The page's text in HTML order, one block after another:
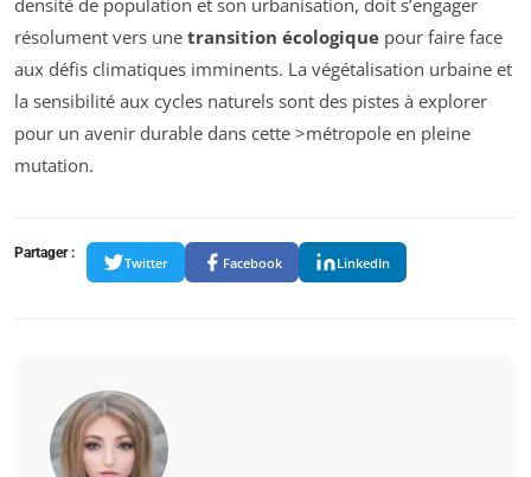
densité de population et son urbanisation, doit s’engager
résolument vers une transition écologique pour faire face
aux défis climatiques imminents. La végétalisation urbaine et
la sensibilité aux cycles naturels sont des pistes à explorer
pour un avenir durable dans cette >métropole en pleine
mutation.
Partager :
Twitter Facebook LinkedIn